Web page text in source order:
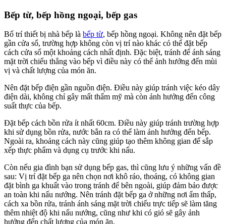
Bếp từ, bếp hồng ngoại, bếp gas
Bố trí thiết bị nhà bếp là bếp từ, bếp hồng ngoại. Không nên đặt bếp
gần cửa sổ, trường hợp không còn vị trí nào khác có thể đặt bếp
cách cửa sổ một khoảng cách nhất định. Đặc biệt, tránh để ánh sáng
mặt trời chiếu thẳng vào bếp vì điều này có thể ảnh hưởng đến mùi
vị và chất lượng của món ăn.
Nên đặt bếp điện gần nguồn điện. Điều này giúp tránh việc kéo dây
điện dài, không chỉ gây mất thẩm mỹ mà còn ảnh hưởng đến công
suất thực của bếp.
Đặt bếp cách bồn rửa ít nhất 60cm. Điều này giúp tránh trường hợp
khi sử dụng bồn rửa, nước bắn ra có thể làm ảnh hưởng đến bếp.
Ngoài ra, khoảng cách này cũng giúp tạo thêm không gian để sắp
xếp thực phẩm và dụng cụ trước khi nấu.
Còn nếu gia đình bạn sử dụng bếp gas, thì cũng lưu ý những vấn đề
sau: Vị trí đặt bếp ga nên chọn nơi khô ráo, thoáng, có không gian
đặt bình ga khuất vào trong tránh để bên ngoài, giúp đảm bảo được
an toàn khi nấu nướng. Nên tránh đặt bếp ga ở những nơi ẩm thấp,
cách xa bồn rửa, tránh ánh sáng mặt trời chiếu trực tiếp sẽ làm tăng
thêm nhiệt độ khi nấu nướng, cũng như khi có gió sẽ gây ảnh
hưởng đến chất lượng của món ăn.